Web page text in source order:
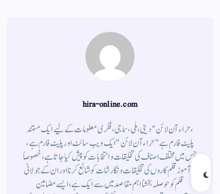
hira-online.com
،حراء آن لائن" دینی ، ملی ، سماجی ، فکری معلومات کے لیے ایک مستند
پلیٹ فارم ہے " حراء آن لائن " ایک ویب سائٹ اور پلیٹ فارم ہے ،
جس میں مختلف اصناف کی تخلیقات و انتخابات کو پیش کیا جاتا ہے ، خصوصاً
نوآموز قلم کاروں کی تخلیقات و نگارشات کو شائع کرنا اور ان کے جولانی
قلم کوحوصلہ بخشنا اہم مقاصد میں سے ایک ہے ، ایسے مضامین